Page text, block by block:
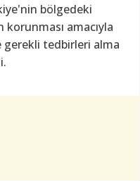
bölgedeki
amacıyla
gerekli tedbirleri alma